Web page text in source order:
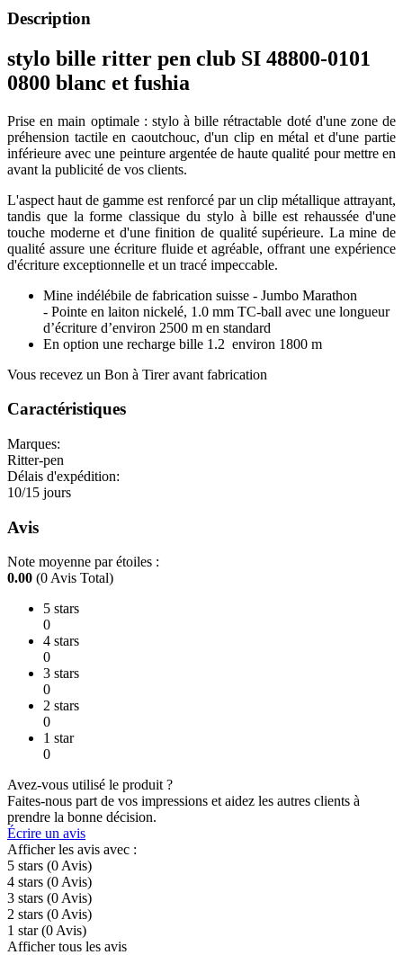
Description
stylo bille ritter pen club SI 48800-0101
0800 blanc et fushia
Prise en main optimale : stylo à bille rétractable doté d'une zone de
préhension tactile en caoutchouc, d'un clip en métal et d'une partie
inférieure avec une peinture argentée de haute qualité pour mettre en
avant la publicité de vos clients.
L'aspect haut de gamme est renforcé par un clip métallique attrayant,
tandis que la forme classique du stylo à bille est rehaussée d'une
touche moderne et d'une finition de qualité supérieure. La mine de
qualité assure une écriture fluide et agréable, offrant une expérience
d'écriture exceptionnelle et un tracé impeccable.
Mine indélébile de fabrication suisse - Jumbo Marathon
- Pointe en laiton nickelé, 1.0 mm TC-ball avec une longueur
d’écriture d’environ 2500 m en standard
En option une recharge bille 1.2 environ 1800 m
Vous recevez un Bon à Tirer avant fabrication
Caractéristiques
Marques:
Ritter-pen
Délais d'expédition:
10/15 jours
Avis
Note moyenne par étoiles :
0.00 (0 Avis Total)
5 stars
0
4 stars
0
3 stars
0
2 stars
0
1 star
0
Avez-vous utilisé le produit ?
Faites-nous part de vos impressions et aidez les autres clients à
prendre la bonne décision.
Écrire un avis
Afficher les avis avec :
5 stars (0Avis)
4 stars (0Avis)
3 stars (0Avis)
2 stars (0Avis)
1 star (0Avis)
Afficher tous les avis